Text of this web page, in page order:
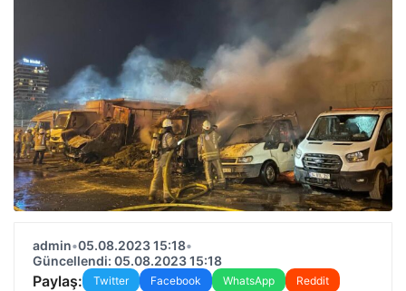
admin•05.08.2023 15:18•
Güncellendi: 05.08.2023 15:18
Paylaş: Twitter Facebook WhatsApp
Reddit